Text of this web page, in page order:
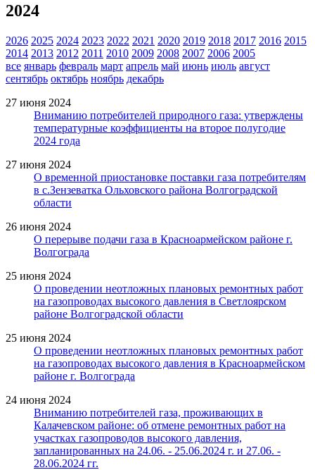
2024
2026 2025 2024 2023 2022 2021 2020 2019 2018 2017 2016 2015
2014 2013 2012 2011 2010 2009 2008 2007 2006 2005
все январь февраль март апрель май июнь июль август
сентябрь октябрь ноябрь декабрь
27 июня 2024
Вниманию потребителей природного газа: утверждены
температурные коэффициенты на второе полугодие
2024 года
27 июня 2024
О временной приостановке поставки газа потребителям
в с.Зензеватка Ольховского района Волгоградской
области
26 июня 2024
О перерыве подачи газа в Красноармейском районе г.
Волгограда
25 июня 2024
О проведении неотложных плановых ремонтных работ
на газопроводах высокого давления в Светлоярском
районе Волгоградской области
25 июня 2024
О проведении неотложных плановых ремонтных работ
на газопроводах высокого давления в Красноармейском
районе г. Волгограда
24 июня 2024
Вниманию потребителей газа, проживающих в
Калачевском районе: об отмене ремонтных работ на
участках газопроводов высокого давления,
запланированных на 24.06. - 25.06.2024 г. и 27.06. -
28.06.2024 гг.